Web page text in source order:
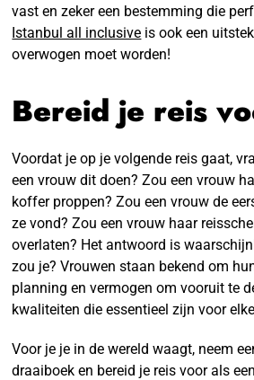
vast en zeker een bestemming die
Istanbul all inclusive is ook een
overwogen moet worden!
Bereid je reis
Voordat je op je volgende reis gaat,
een vrouw dit doen? Zou een vrouw
koffer proppen? Zou een vrouw de
ze vond? Zou een vrouw haar
overlaten? Het antwoord is
zou je? Vrouwen staan bekend om
planning en vermogen om vooruit te
kwaliteiten die essentieel zijn voor
Voor je je in de wereld waagt, neem
draaiboek en bereid je reis voor als